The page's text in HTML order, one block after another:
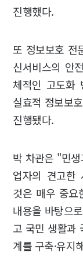
진행했다.
또 정보보호 전
신서비스의 안
체적인 고도화
실효적 정보보
진행됐다.
박 차관은 "민
업자의 견고한
것은 매우 중요
내용을 바탕으
고 국민 생활과
계를 구축·유지